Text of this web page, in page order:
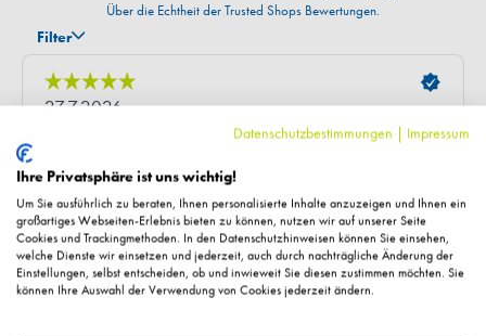
Datenschutzbestimmungen | Impressum
Ihre Privatsphäre ist uns wichtig!
Um Sie ausführlich zu beraten, Ihnen personalisierte Inhalte anzuzeigen und Ihnen ein
großartiges Webseiten-Erlebnis bieten zu können, nutzen wir auf unserer Seite
Cookies und Trackingmethoden. In den Datenschutzhinweisen können Sie einsehen,
welche Dienste wir einsetzen und jederzeit, auch durch nachträgliche Änderung der
Einstellungen, selbst entscheiden, ob und inwieweit Sie diesen zustimmen möchten. Sie
können Ihre Auswahl der Verwendung von Cookies jederzeit ändern.